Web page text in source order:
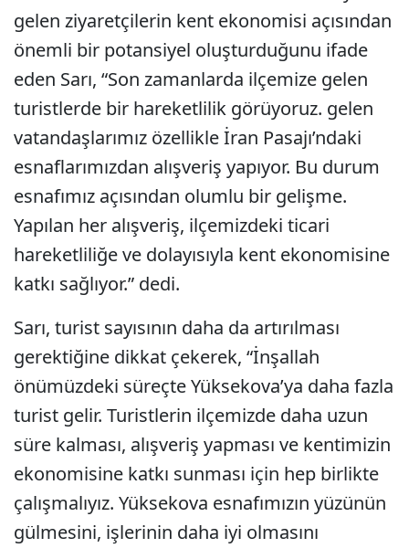
gelen ziyaretçilerin kent ekonomisi açısından
önemli bir potansiyel oluşturduğunu ifade
eden Sarı, “Son zamanlarda ilçemize gelen
turistlerde bir hareketlilik görüyoruz. gelen
vatandaşlarımız özellikle İran Pasajı’ndaki
esnaflarımızdan alışveriş yapıyor. Bu durum
esnafımız açısından olumlu bir gelişme.
Yapılan her alışveriş, ilçemizdeki ticari
hareketliliğe ve dolayısıyla kent ekonomisine
katkı sağlıyor.” dedi.
Sarı, turist sayısının daha da artırılması
gerektiğine dikkat çekerek, “İnşallah
önümüzdeki süreçte Yüksekova’ya daha fazla
turist gelir. Turistlerin ilçemizde daha uzun
süre kalması, alışveriş yapması ve kentimizin
ekonomisine katkı sunması için hep birlikte
çalışmalıyız. Yüksekova esnafımızın yüzünün
gülmesini, işlerinin daha iyi olmasını